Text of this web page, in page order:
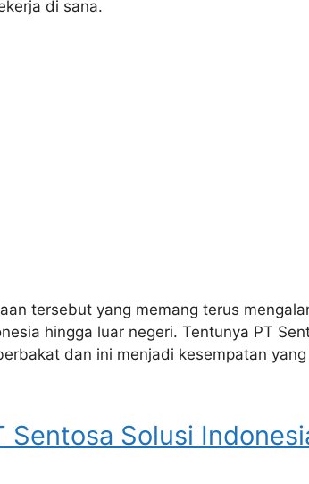
di sana.
tersebut yang memang terus
hingga luar negeri. Tentunya PT
dan ini menjadi kesempatan
Sentosa Solusi